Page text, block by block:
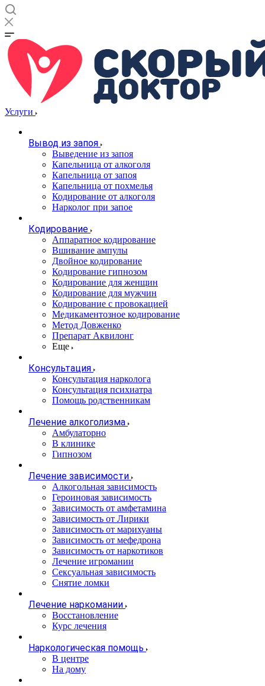
Услуги
Вывод из запоя
Выведение из запоя
Капельница от алкоголя
Капельница от запоя
Капельница от похмелья
Кодирование от алкоголя
Нарколог при запое
Кодирование
Аппаратное кодирование
Вшивание ампулы
Двойное кодирование
Кодирование гипнозом
Кодирование для женщин
Кодирование для мужчин
Кодирование с провокацией
Медикаментозное кодирование
Метод Довженко
Препарат Аквилонг
Еще
Консультация
Консультация нарколога
Консультация психиатра
Помощь родственникам
Лечение алкоголизма
Амбулаторно
В клинике
Гипнозом
Лечение зависимости
Алкогольная зависимость
Героиновая зависимость
Зависимость от амфетамина
Зависимость от Лирики
Зависимость от марихуаны
Зависимость от мефедрона
Зависимость от наркотиков
Лечение игромании
Сексуальная зависимость
Снятие ломки
Лечение наркомании
Восстановление
Курс лечения
Наркологическая помощь
В центре
На дому